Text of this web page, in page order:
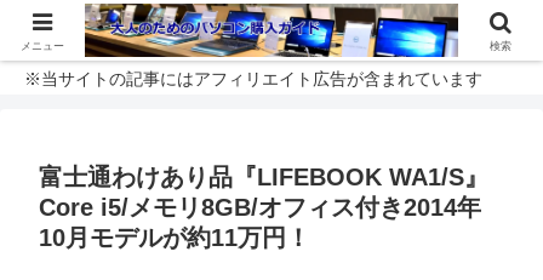
※当サイトの記事にはアフィリエイト広告が含まれています
富士通わけあり品『LIFEBOOK WA1/S』
Core i5/メモリ8GB/オフィス付き2014年
10月モデルが約11万円！
メニュー 検索